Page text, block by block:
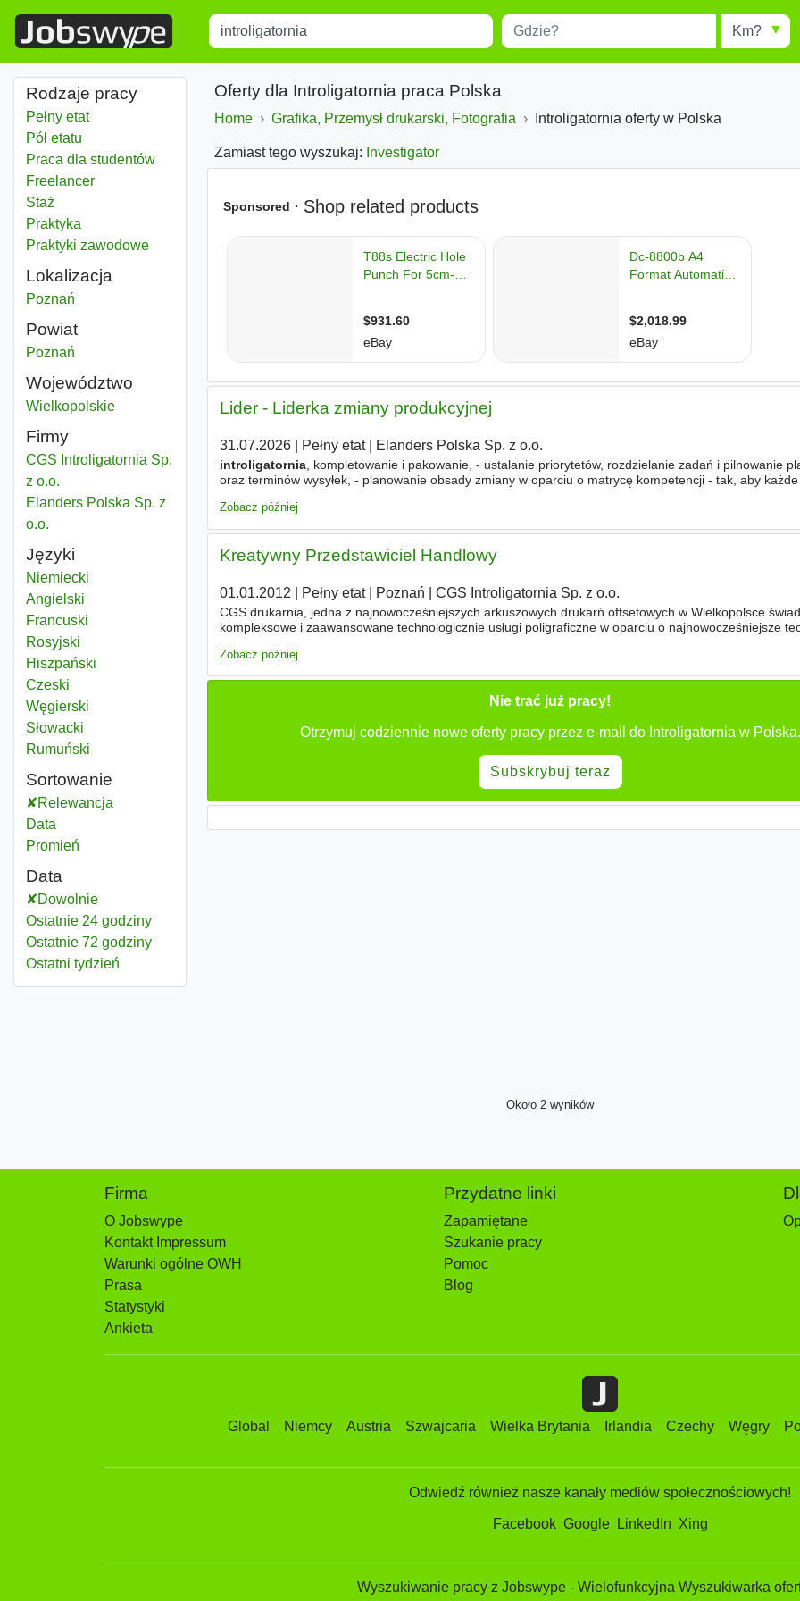
Title Miejscowość Radius
Rodzaje pracy
Pełny etat
Pół etatu
Praca dla studentów
Freelancer
Staż
Praktyka
Praktyki zawodowe
Lokalizacja
Introligatornia
Poznań
Powiat
Introligatornia
Poznań
Województwo
Introligatornia
WielkopolskieWojewództwo
Firmy
CGS Introligatornia Sp.
z o.o.
Elanders Polska Sp. z
o.o.
Języki
Niemiecki
Angielski
Francuski
Rosyjski
Hiszpański
Czeski
Węgierski
Słowacki
Rumuński
Sortowanie
Relewancja
Data
Promień
Data
Dowolnie
Ostatnie 24 godziny
Ostatnie 72 godziny
Ostatni tydzień
Oferty dla Introligatornia praca Polska
Home Grafika, Przemysł drukarski, Fotografia Introligatornia oferty w Polska
Zamiast tego wyszukaj: Investigator
Lider - Liderka zmiany produkcyjnej
31.07.2026| Pełny etat| Elanders Polska Sp. z o.o.
introligatornia, kompletowanie i pakowanie, - ustalanie priorytetów, rozdzielanie zadań i pilnowanie
oraz terminów wysyłek, - planowanie obsady zmiany w oparciu o matrycę kompetencji - tak, aby
Zobacz później
Kreatywny Przedstawiciel Handlowy
01.01.2012 Pełny etat| Poznań CGS Introligatornia Sp. z o.o.
CGS drukarnia, jedna z najnowocześniejszych arkuszowych drukarń offsetowych w Wielkopolsce
kompleksowe i zaawansowane technologicznie usługi poligraficzne w oparciu o najnowocześniejsze
Zobacz później
Nie trać już pracy!
Otrzymuj codziennie nowe oferty pracy przez e-mail do Introligatornia w Polska.
Subskrybuj teraz
Około 2 wyników
Firma
O Jobswype
Kontakt Impressum
Warunki ogólne OWH
Prasa
Statystyki
Ankieta
Przydatne linki
Zapamiętane
Szukanie pracy
Pomoc
Blog
Global Niemcy Austria Szwajcaria Wielka Brytania Irlandia Czechy Węgry
Odwiedź również nasze kanały mediów społecznościowych!
Facebook Google LinkedIn Xing
Wyszukiwanie pracy z Jobswype - Wielofunkcyjna Wyszukiwarka